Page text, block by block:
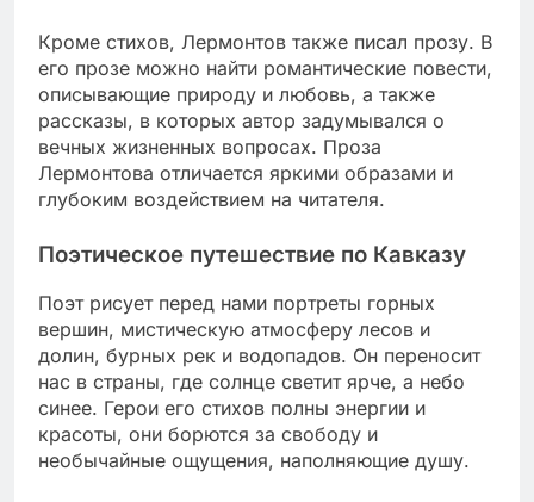
Кроме стихов, Лермонтов также писал прозу. В
его прозе можно найти романтические повести,
описывающие природу и любовь, а также
рассказы, в которых автор задумывался о
вечных жизненных вопросах. Проза
Лермонтова отличается яркими образами и
глубоким воздействием на читателя.
Поэтическое путешествие по Кавказу
Поэт рисует перед нами портреты горных
вершин, мистическую атмосферу лесов и
долин, бурных рек и водопадов. Он переносит
нас в страны, где солнце светит ярче, а небо
синее. Герои его стихов полны энергии и
красоты, они борются за свободу и
необычайные ощущения, наполняющие душу.